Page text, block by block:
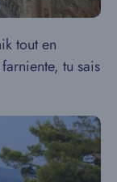
tout en
tu sais